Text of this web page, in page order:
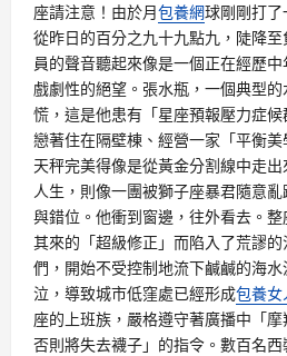
座請注意！由於月包養網球剛剛打
從昨日的百分之九十九點九，陡降
員的聲音聽起來像是一個正在經歷
戲劇性的絕望。張水瓶，一個典型
慌，這是他患有「星座預報壓力症
戀著住在隔壁棟、經營一家「平衡
天秤完美得像是從黃金分割線中走
人生，則像一團被獅子座暴君隨意
與錯位。他衝到窗邊，往外看去。
其來的「超級修正」而陷入了荒謬
們，開始不受控制地流下鹹鹹的海
泣，導致城市低窪處已經形成包養女
座的上班族，嚴格遵守著廣播中「
否則將失去襪子」的指令。數百名